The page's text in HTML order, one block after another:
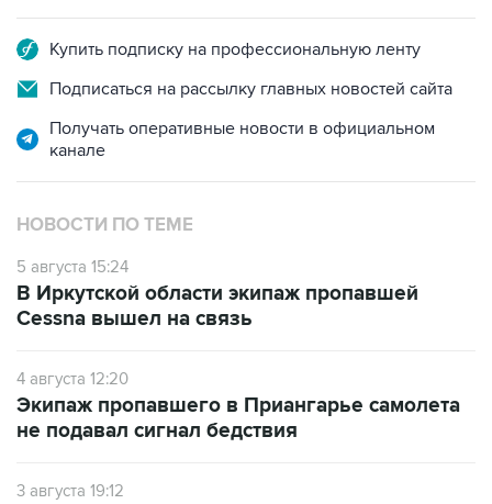
Купить подписку на профессиональную ленту
Подписаться на рассылку главных новостей сайта
Получать оперативные новости в официальном
канале
НОВОСТИ ПО ТЕМЕ
5 августа 15:24
В Иркутской области экипаж пропавшей
Cessna вышел на связь
4 августа 12:20
Экипаж пропавшего в Приангарье самолета
не подавал сигнал бедствия
3 августа 19:12